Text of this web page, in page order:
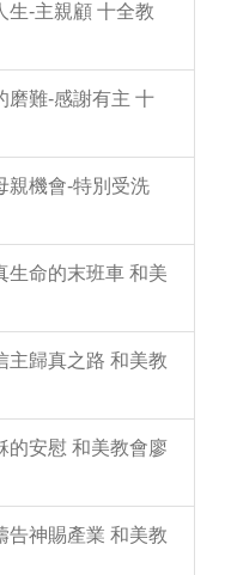
生-主親顧 十全教
磨難-感謝有主 十
親機會-特別受洗
生命的末班車 和美
主歸真之路 和美教
的安慰 和美教會廖
告神賜產業 和美教